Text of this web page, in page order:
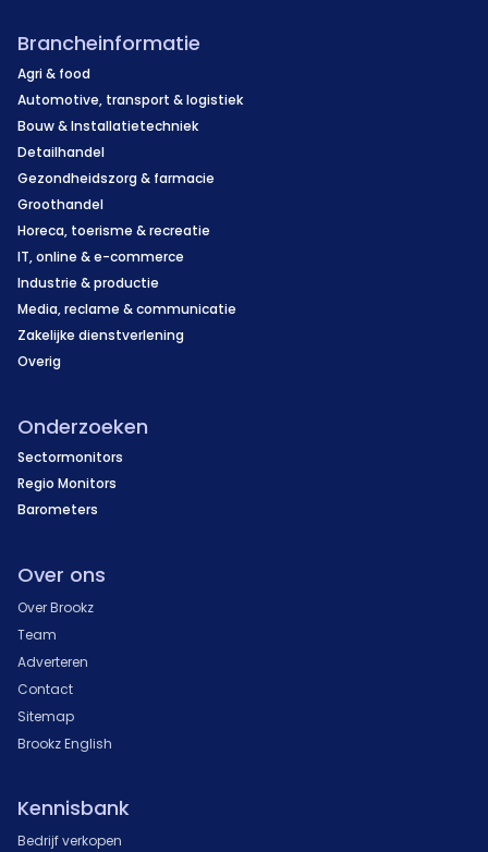
Brancheinformatie
Agri & food
Automotive, transport & logistiek
Bouw & Installatietechniek
Detailhandel
Gezondheidszorg & farmacie
Groothandel
Horeca, toerisme & recreatie
IT, online & e-commerce
Industrie & productie
Media, reclame & communicatie
Zakelijke dienstverlening
Overig
Onderzoeken
Sectormonitors
Regio Monitors
Barometers
Over ons
Over Brookz
Team
Adverteren
Contact
Sitemap
Brookz English
Kennisbank
Bedrijf verkopen